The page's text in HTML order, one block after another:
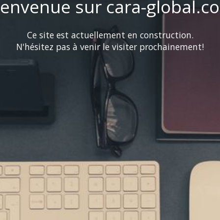
sur cara-
Ce site est actuellement en construction.
N'hésitez pas à venir le visiter prochainement!